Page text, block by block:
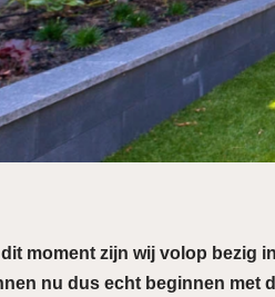
moment zijn wij volop bezig
nu dus echt beginnen met